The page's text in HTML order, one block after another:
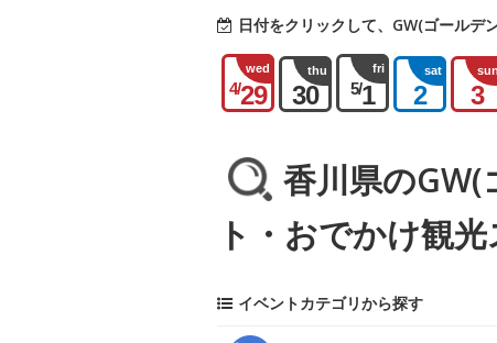
日付をクリックして、GW(ゴールデ
wed
4/29
thu
30
fri
5/1
sat
2
sun
3
香川県の
ト・おでかけ観
イベントカテゴリから探す